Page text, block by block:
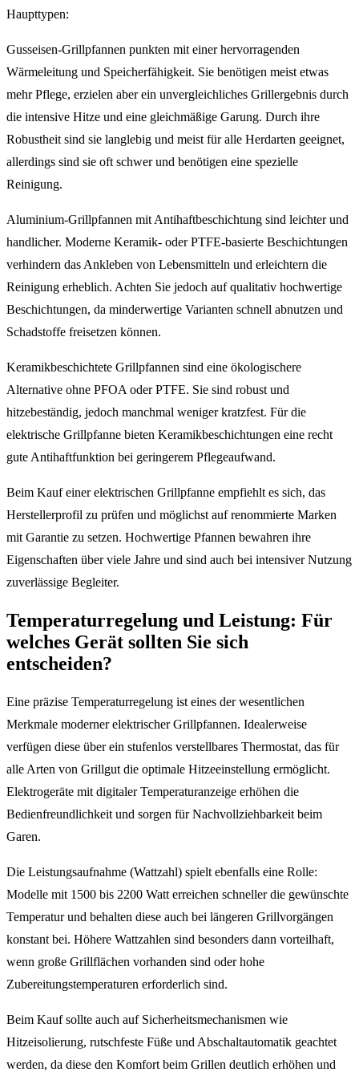
Haupttypen:
Gusseisen-Grillpfannen punkten mit einer hervorragenden
Wärmeleitung und Speicherfähigkeit. Sie benötigen meist etwas
mehr Pflege, erzielen aber ein unvergleichliches Grillergebnis durch
die intensive Hitze und eine gleichmäßige Garung. Durch ihre
Robustheit sind sie langlebig und meist für alle Herdarten geeignet,
allerdings sind sie oft schwer und benötigen eine spezielle
Reinigung.
Aluminium-Grillpfannen mit Antihaftbeschichtung sind leichter und
handlicher. Moderne Keramik- oder PTFE-basierte Beschichtungen
verhindern das Ankleben von Lebensmitteln und erleichtern die
Reinigung erheblich. Achten Sie jedoch auf qualitativ hochwertige
Beschichtungen, da minderwertige Varianten schnell abnutzen und
Schadstoffe freisetzen können.
Keramikbeschichtete Grillpfannen sind eine ökologischere
Alternative ohne PFOA oder PTFE. Sie sind robust und
hitzebeständig, jedoch manchmal weniger kratzfest. Für die
elektrische Grillpfanne bieten Keramikbeschichtungen eine recht
gute Antihaftfunktion bei geringerem Pflegeaufwand.
Beim Kauf einer elektrischen Grillpfanne empfiehlt es sich, das
Herstellerprofil zu prüfen und möglichst auf renommierte Marken
mit Garantie zu setzen. Hochwertige Pfannen bewahren ihre
Eigenschaften über viele Jahre und sind auch bei intensiver Nutzung
zuverlässige Begleiter.
Temperaturregelung und Leistung: Für
welches Gerät sollten Sie sich
entscheiden?
Eine präzise Temperaturregelung ist eines der wesentlichen
Merkmale moderner elektrischer Grillpfannen. Idealerweise
verfügen diese über ein stufenlos verstellbares Thermostat, das für
alle Arten von Grillgut die optimale Hitzeeinstellung ermöglicht.
Elektrogeräte mit digitaler Temperaturanzeige erhöhen die
Bedienfreundlichkeit und sorgen für Nachvollziehbarkeit beim
Garen.
Die Leistungsaufnahme (Wattzahl) spielt ebenfalls eine Rolle:
Modelle mit 1500 bis 2200 Watt erreichen schneller die gewünschte
Temperatur und behalten diese auch bei längeren Grillvorgängen
konstant bei. Höhere Wattzahlen sind besonders dann vorteilhaft,
wenn große Grillflächen vorhanden sind oder hohe
Zubereitungstemperaturen erforderlich sind.
Beim Kauf sollte auch auf Sicherheitsmechanismen wie
Hitzeisolierung, rutschfeste Füße und Abschaltautomatik geachtet
werden, da diese den Komfort beim Grillen deutlich erhöhen und